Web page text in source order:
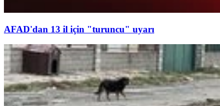
AFAD'dan 13 il için "turuncu" uyarı